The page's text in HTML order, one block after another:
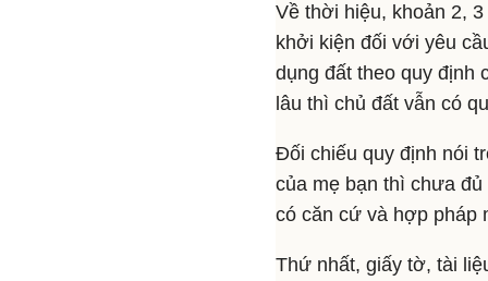
Về thời hiệu, khoản 2,
khởi kiện đối với yêu
dụng đất theo quy định
lâu thì chủ đất vẫn có
Đối chiếu quy định nói
của mẹ bạn thì chưa
có căn cứ và hợp pháp
Thứ nhất, giấy tờ, tài